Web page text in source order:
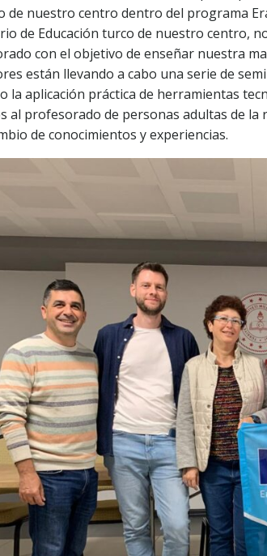
de nuestro centro dentro del programa
de Educación turco de nuestro centro,
con el objetivo de enseñar nuestra
están llevando a cabo una serie de
la aplicación práctica de herramientas
al profesorado de personas adultas de
de conocimientos y experiencias.